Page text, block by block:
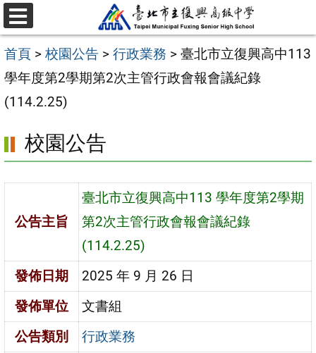
跳
至
主
要
內
區
選
單
首頁 > 校園公告 > 行政業務 > 臺北市立復興高中113
學年度第2學期第2次主管行政會報會議紀錄
(114.2.25)
校園公告
公告主旨
臺北市立復興高中113 學年度第2學期
第2次主管行政會報會議紀錄
(114.2.25)
發佈日期
2025 年 9 月 26 日
發佈單位
文書組
公告類別
行政業務